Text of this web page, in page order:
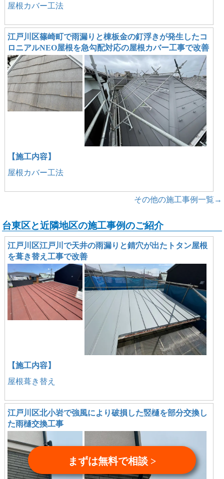
屋根カバー工法
江戸川区篠崎町で雨漏りと棟板金の釘浮きが発生したコ
ロニアルNEO屋根を急勾配対応の屋根カバー工事で改善
【施工内容】
屋根カバー工法
その他の施工事例一覧→
台東区と近隣地区の施工事例のご紹介
江戸川区江戸川で天井の雨漏りと錆穴が出たトタン屋根
を葺き替え工事で改善
【施工内容】
屋根葺き替え
江戸川区北小岩で強風により破損した竪樋を部分交換し
た雨樋交換工事
まずは無料で相談 >